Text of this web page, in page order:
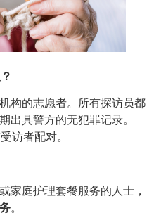
构的志愿者。所有探访员都
出具警方的无犯罪记录。
访者配对。
家庭护理套餐服务的人士，
。